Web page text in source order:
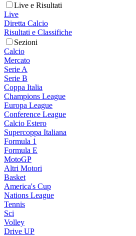
Live e Risultati
Live
Diretta Calcio
Risultati e Classifiche
Sezioni
Calcio
Mercato
Serie A
Serie B
Coppa Italia
Champions League
Europa League
Conference League
Calcio Estero
Supercoppa Italiana
Formula 1
Formula E
MotoGP
Altri Motori
Basket
America's Cup
Nations League
Tennis
Sci
Volley
Drive UP